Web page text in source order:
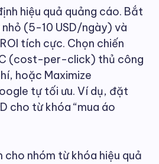
hiệu quả quảng cáo. Bắt
(5-10 USD/ngày) và
tích cực. Chọn chiến
(cost-per-click) thủ công
hoặc Maximize
tự tối ưu. Ví dụ, đặt
cho từ khóa “mua áo
cho nhóm từ khóa hiệu quả